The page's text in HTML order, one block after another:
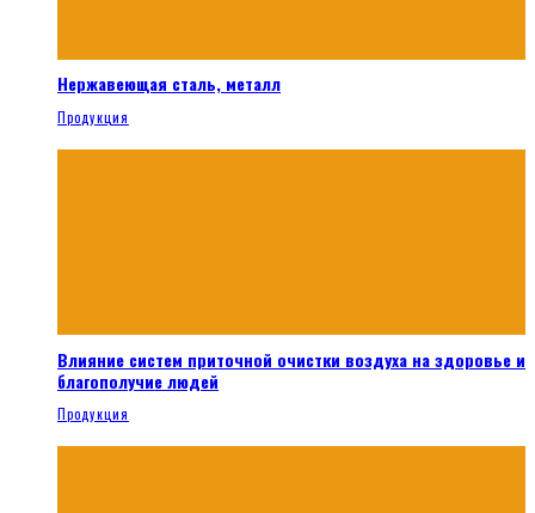
Нержавеющая сталь, металл
Продукция
Влияние систем приточной очистки воздуха на здоровье и
благополучие людей
Продукция